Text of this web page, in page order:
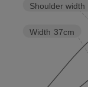
Width 37cm
Shoulder width